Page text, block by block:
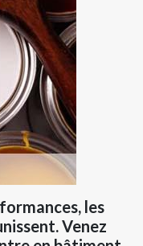
les
Venez